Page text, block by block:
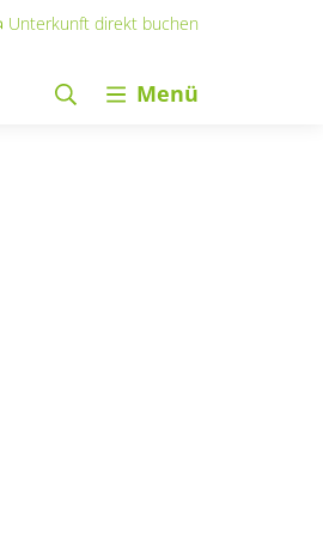
Unterkunft direkt buchen
Menü